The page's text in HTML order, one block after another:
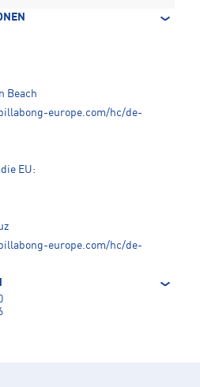
Beach
europe.com/hc/de-
EU:
europe.com/hc/de-